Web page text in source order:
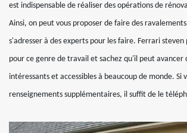
est indispensable de réaliser des opérations de
Ainsi, on peut vous proposer de faire des
s'adresser à des experts pour les faire. Ferrari steven
pour ce genre de travail et sachez qu'il peut avancer
intéressants et accessibles à beaucoup de monde. Si
renseignements supplémentaires, il suffit de le